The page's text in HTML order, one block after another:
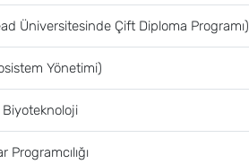
Üniversitesinde Çift Diploma Programı)
Yönetimi)
Biyoteknoloji